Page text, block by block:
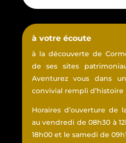
à votre écoute
à la découverte de
de ses sites
Aventurez vous dans
convivial rempli d’histoire
Horaires d’ouverture de
au vendredi de 08h30 à
18h00 et le samedi de